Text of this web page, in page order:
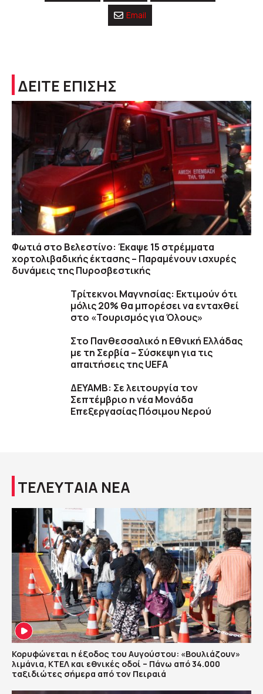
Email
ΔΕΙΤΕ ΕΠΙΣΗΣ
Φωτιά στο Βελεστίνο: Έκαψε 15 στρέμματα
χορτολιβαδικής έκτασης – Παραμένουν ισχυρές
δυνάμεις της Πυροσβεστικής
Τρίτεκνοι Μαγνησίας: Εκτιμούν ότι
μόλις 20% θα μπορέσει να ενταχθεί
στο «Τουρισμός για Όλους»
Στο Πανθεσσαλικό η Εθνική Ελλάδας
με τη Σερβία – Σύσκεψη για τις
απαιτήσεις της UEFA
ΔΕΥΑΜΒ: Σε λειτουργία τον
Σεπτέμβριο η νέα Μονάδα
Επεξεργασίας Πόσιμου Νερού
ΤΕΛΕΥΤΑΙΑ ΝΕΑ
Κορυφώνεται η έξοδος του Αυγούστου: «Βουλιάζουν»
λιμάνια, ΚΤΕΛ και εθνικές οδοί – Πάνω από 34.000
ταξιδιώτες σήμερα από τον Πειραιά